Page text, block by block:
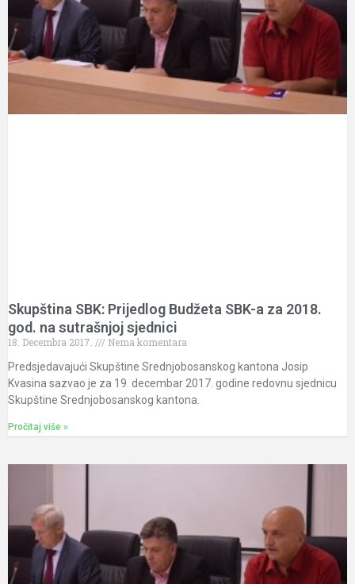
Skupština SBK: Prijedlog Budžeta SBK-a za 2018.
god. na sutrašnjoj sjednici
18. Decembra 2017.
Nema komentara
Predsjedavajući Skupštine Srednjobosanskog kantona Josip
Kvasina sazvao je za 19. decembar 2017. godine redovnu sjednicu
Skupštine Srednjobosanskog kantona.
Pročitaj više »